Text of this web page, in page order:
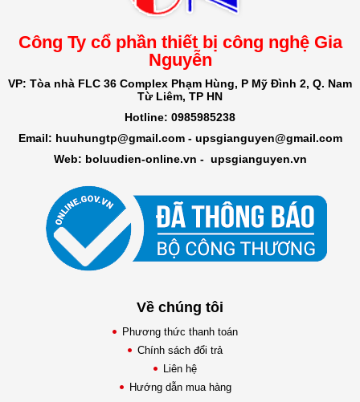
Công Ty cổ phần thiết bị công nghệ Gia
Nguyễn
VP: Tòa nhà FLC 36 Complex Phạm Hùng, P Mỹ Đình 2, Q. Nam
Từ Liêm, TP HN
Hotline: 0985985238
Email: huuhungtp@gmail.com - upsgianguyen@gmail.com
Web: boluudien-online.vn - upsgianguyen.vn
Về chúng tôi
Phương thức thanh toán
Chính sách đổi trả
Liên hệ
Hướng dẫn mua hàng